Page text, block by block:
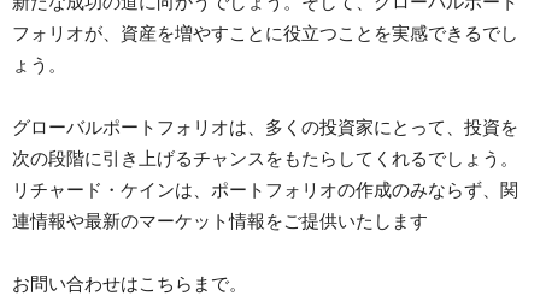
フォリオが、資産を増やすことに役立つことを実感できるでし
ょう。
グローバルポートフォリオは、多くの投資家にとって、投資を
次の段階に引き上げるチャンスをもたらしてくれるでしょう。
リチャード・ケインは、ポートフォリオの作成のみならず、関
連情報や最新のマーケット情報をご提供いたします
お問い合わせはこちらまで。